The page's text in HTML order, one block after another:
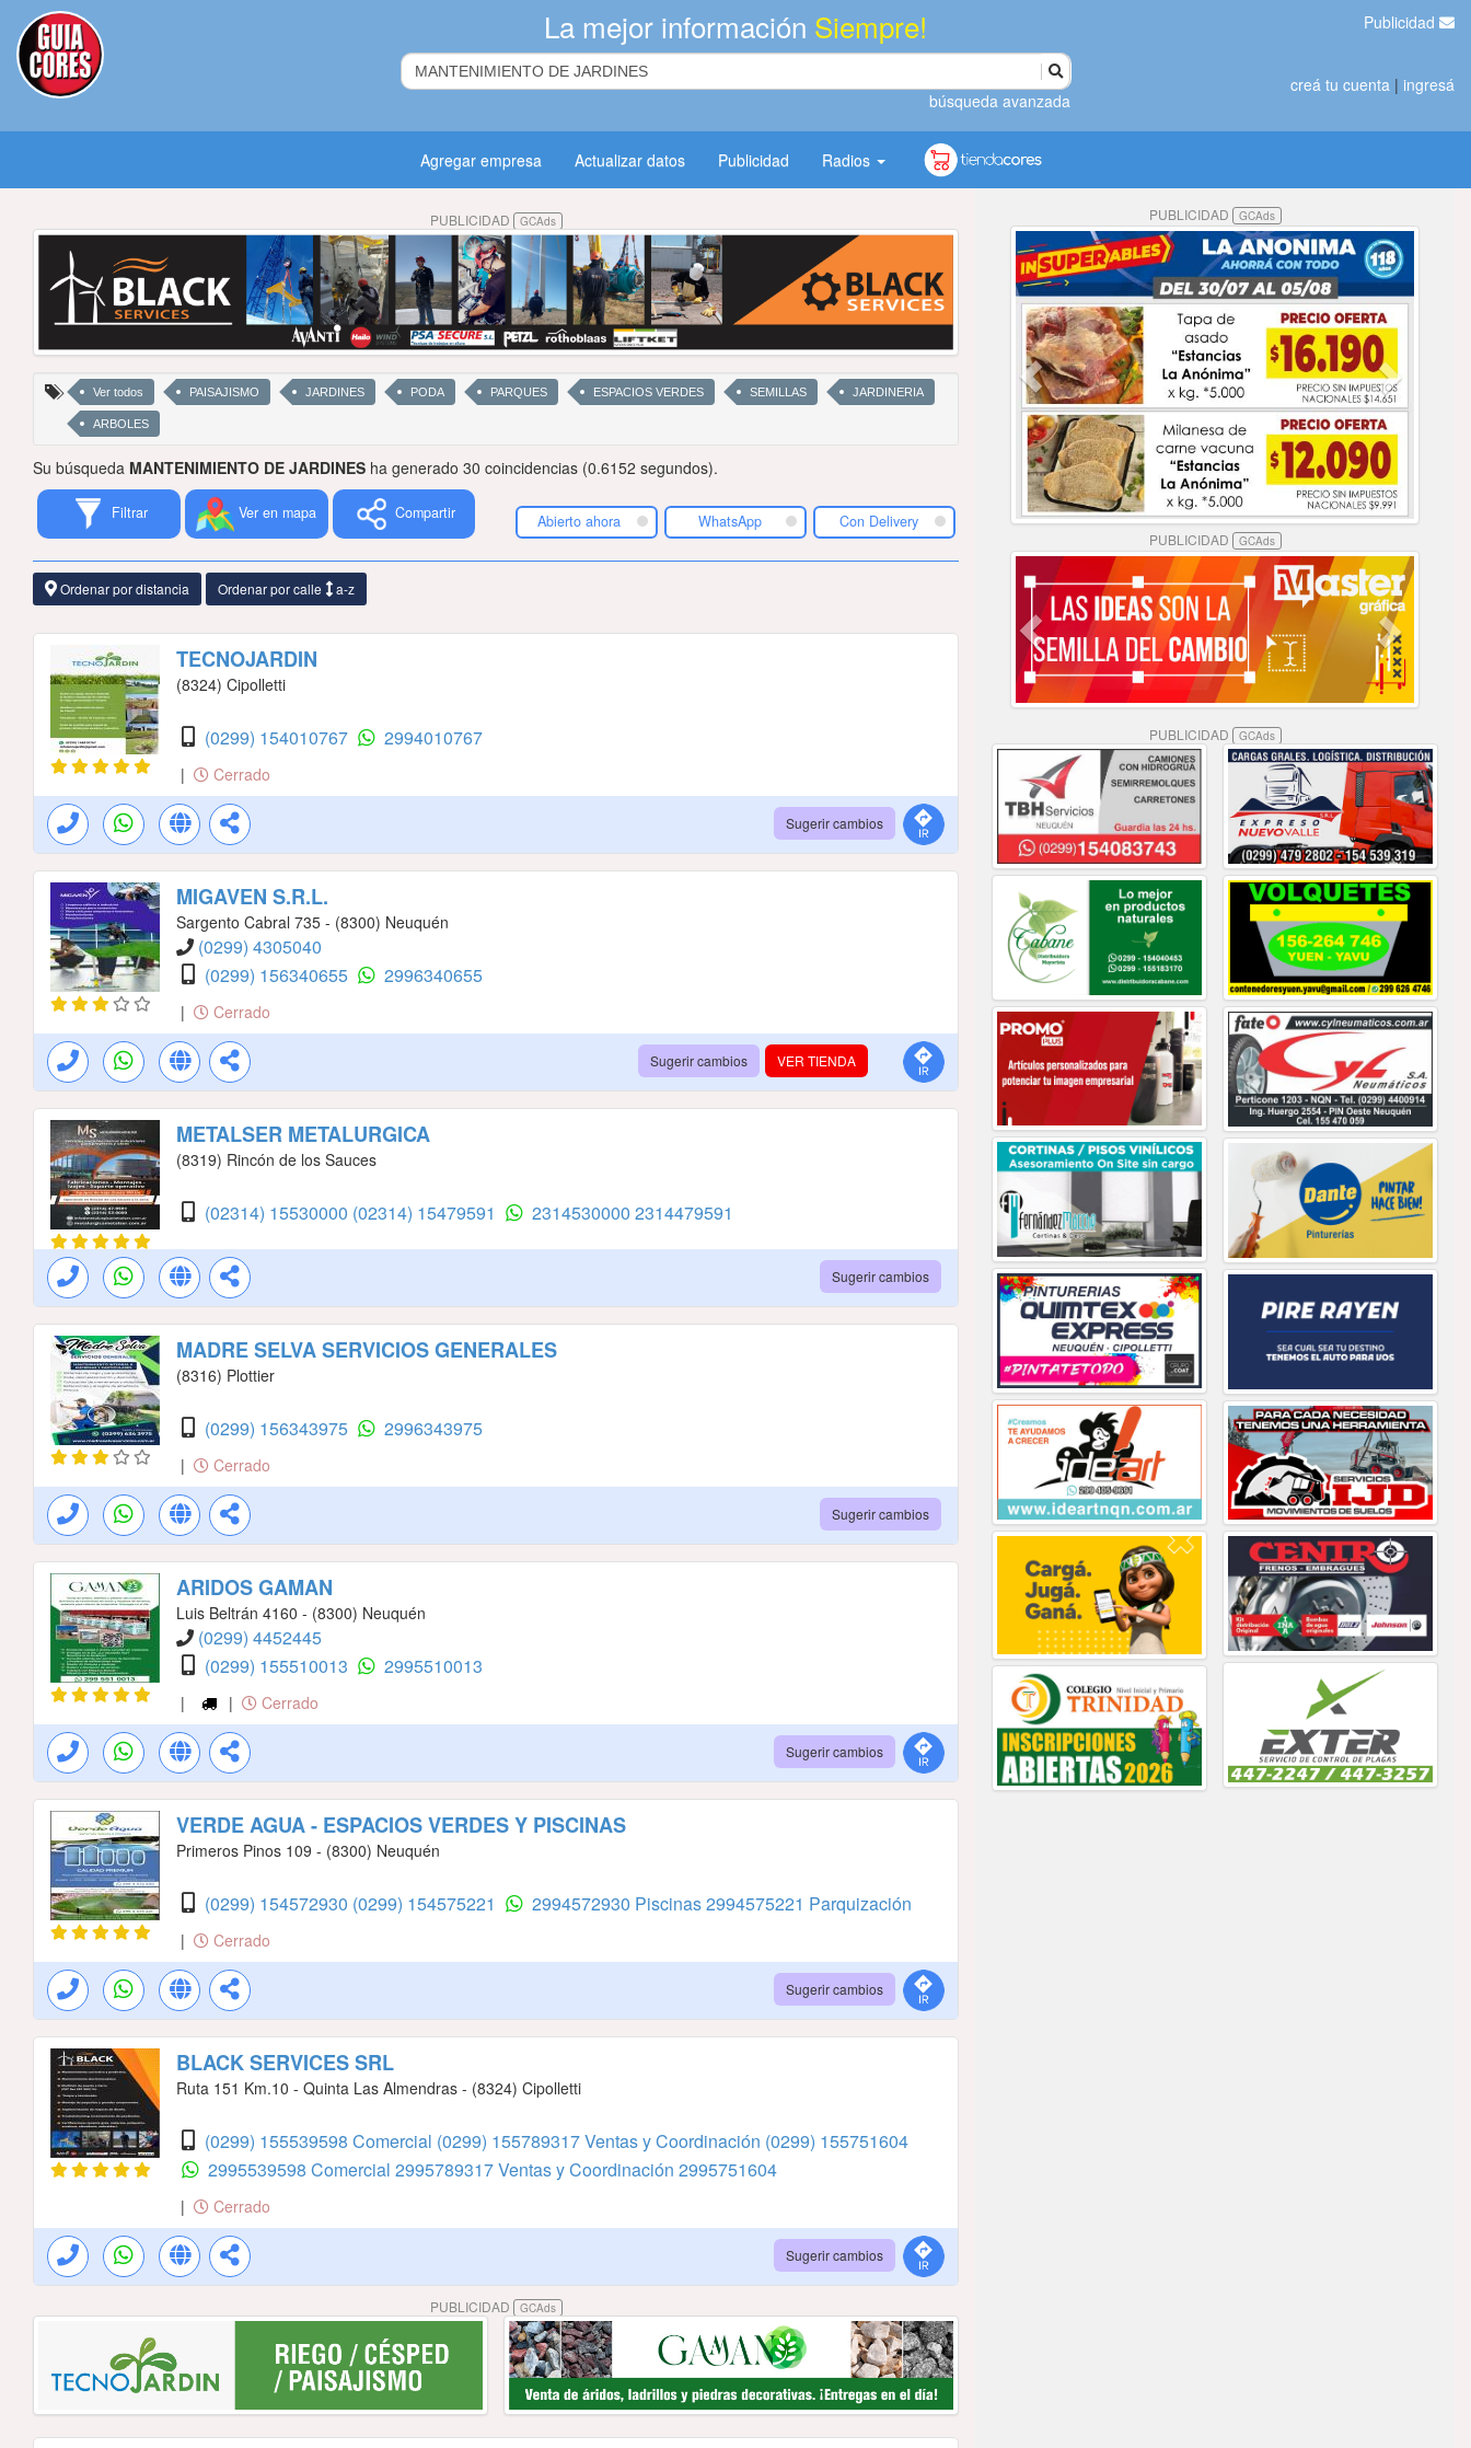
La mejor información Siempre!
búsqueda avanzada
Publicidad
creá tu cuenta | ingresá
Agregar empresa Actualizar datos Publicidad Radios
PUBLICIDAD GCAds
Ver todos PAISAJISMO JARDINES PODA PARQUES ESPACIOS VERDES SEMILLAS JARDINERIA
ARBOLES
Su búsqueda MANTENIMIENTO DE JARDINES ha generado 30 coincidencias (0.6152 segundos).
Filtrar Ver en mapa Compartir Abierto ahora WhatsApp Con Delivery
Ordenar por distancia Ordenar por calle a-z
TECNOJARDIN
(8324) Cipolletti
(0299) 154010767 2994010767
| Cerrado
Sugerir cambios
MIGAVEN S.R.L.
Sargento Cabral 735 - (8300) Neuquén
(0299) 4305040
(0299) 156340655
2996340655
| Cerrado
VER TIENDA
Sugerir cambios
METALSER METALURGICA
(8319) Rincón de los Sauces
(02314) 15530000 (02314) 15479591 2314530000 2314479591
Sugerir cambios
MADRE SELVA SERVICIOS GENERALES
(8316) Plottier
(0299) 156343975 2996343975
| Cerrado
Sugerir cambios
ARIDOS GAMAN
Luis Beltrán 4160 - (8300) Neuquén
(0299) 4452445
(0299) 155510013
2995510013
| | Cerrado
Sugerir cambios
VERDE AGUA - ESPACIOS VERDES Y PISCINAS
Primeros Pinos 109 - (8300) Neuquén
(0299) 154572930 (0299) 154575221 2994572930 Piscinas2994575221 Parquización
| Cerrado
Sugerir cambios
BLACK SERVICES SRL
Ruta 151 Km.10 - Quinta Las Almendras - (8324) Cipolletti
(0299) 155539598 Comercial (0299) 155789317 Ventas y Coordinación (0299) 155751604
2995539598 Comercial 2995789317 Ventas y Coordinación 2995751604
| Cerrado
Sugerir cambios
PUBLICIDAD GCAds
PUBLICIDAD GCAds
PUBLICIDAD GCAds
PUBLICIDAD GCAds